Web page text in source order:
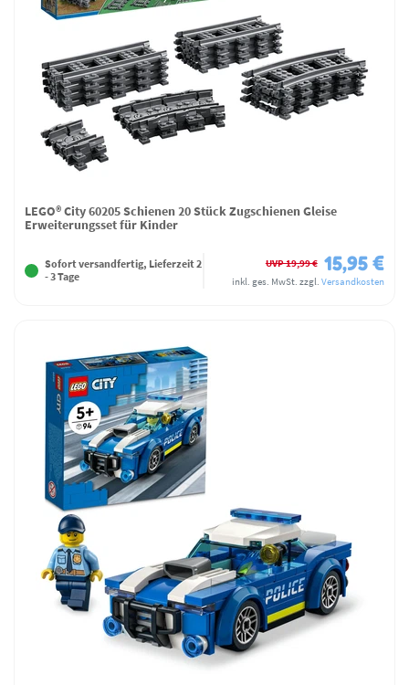
LEGO® City 60205 Schienen 20 Stück Zugschienen Gleise
Erweiterungsset für Kinder
Sofort versandfertig, Lieferzeit 2
- 3 Tage
UVP 19,99 € 15,95 €
inkl. ges. MwSt. zzgl. Versandkosten